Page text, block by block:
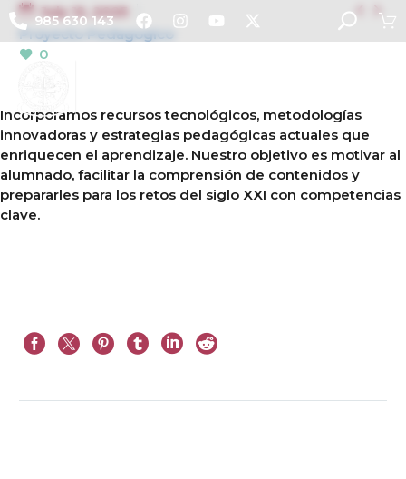
985 630 143  
July 12, 2025
Proyecto Pedagogico
0
Incorporamos recursos tecnológicos, metodologías
innovadoras y estrategias pedagógicas actuales que
enriquecen el aprendizaje. Nuestro objetivo es motivar al
alumnado, facilitar la comprensión de contenidos y
prepararles para los retos del siglo XXI con competencias
clave.